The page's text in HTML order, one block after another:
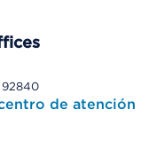
92840
de atención